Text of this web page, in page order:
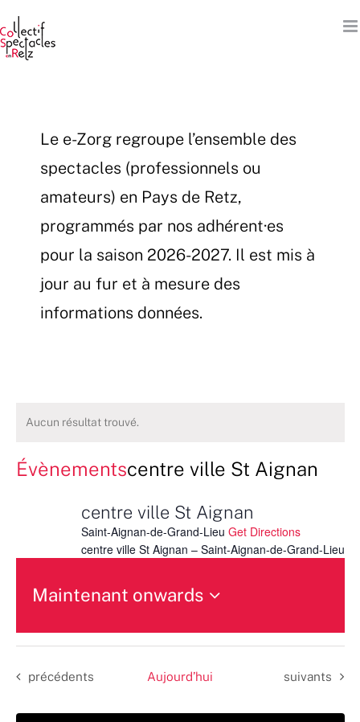
au
contenu
Le e-Zorg regroupe l’ensemble des
spectacles (professionnels ou
amateurs) en Pays de Retz,
programmés par nos adhérent·es
pour la saison 2026-2027. Il est mis à
jour au fur et à mesure des
informations données.
Aucun résultat trouvé.
Évènementscentre ville St Aignan
centre ville St Aignan
Saint-Aignan-de-Grand-Lieu Get Directions
centre ville St Aignan – Saint-Aignan-de-Grand-Lieu
Maintenant onwards
une
date.
Évènements
précédents Aujourd’hui Évènements
suivants